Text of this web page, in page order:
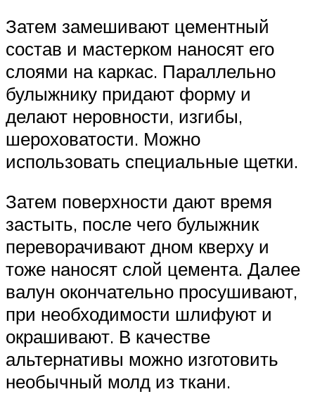
Затем замешивают цементный
состав и мастерком наносят его
слоями на каркас. Параллельно
булыжнику придают форму и
делают неровности, изгибы,
шероховатости. Можно
использовать специальные щетки.
Затем поверхности дают время
застыть, после чего булыжник
переворачивают дном кверху и
тоже наносят слой цемента. Далее
валун окончательно просушивают,
при необходимости шлифуют и
окрашивают. В качестве
альтернативы можно изготовить
необычный молд из ткани.